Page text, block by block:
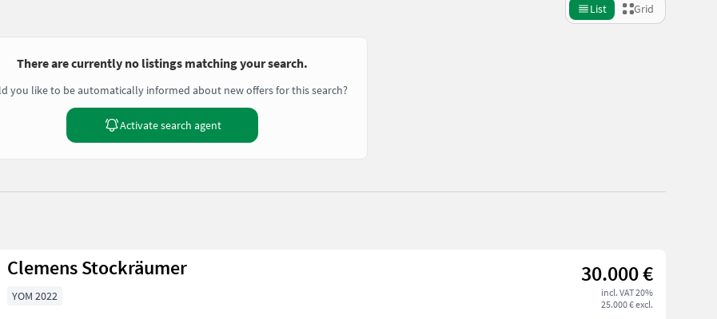
List Grid
There are currently no listings matching your search.
you like to be automatically informed about new offers for this search?
Activate search agent
Clemens Stockräumer 30.000 €
incl. VAT 20%
25.000 € excl.
YOM 2022